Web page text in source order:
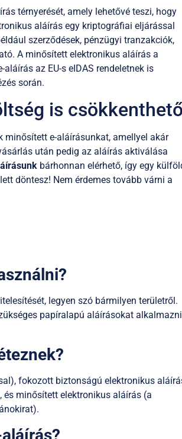
térnyerését, amely lehetővé teszi, hogy
aláírás egy kriptográfiai eljárással
szerződések, pénzügyi tranzakciók,
A minősített elektronikus aláírás a
az EU-s eIDAS rendeletnek is
során.
is csökkenthető
minősített e-aláírásunkat, amellyel akár
után pedig az aláírás aktiválása
bárhonnan elérhető, így egy
döntesz! Nem érdemes tovább várni a
legyen szó bármilyen területről.
papíralapú aláírásokat
fokozott biztonságú elektronikus
és minősített elektronikus aláírás (a